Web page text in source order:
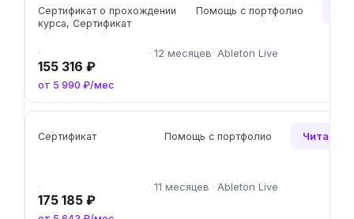
155 316 ₽
от 5 990 ₽/мес
12 месяцев Ableton Live
Сертификат о прохождении
курса, Сертификат
Помощь с портфолио
175 185 ₽
11 месяцев Ableton Live
Сертификат Помощь с портфолио Читать